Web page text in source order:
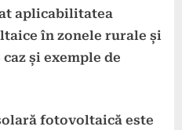
aplicabilitatea
în zonele rurale și
și exemple de
fotovoltaică este